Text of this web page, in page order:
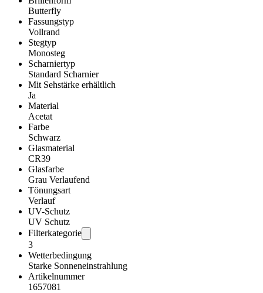
Butterfly
Fassungstyp
Vollrand
Stegtyp
Monosteg
Scharniertyp
Standard Scharnier
Mit Sehstärke erhältlich
Ja
Material
Acetat
Farbe
Schwarz
Glasmaterial
CR39
Glasfarbe
Grau Verlaufend
Tönungsart
Verlauf
UV-Schutz
UV Schutz
Filterkategorie
3
Wetterbedingung
Starke Sonneneinstrahlung
Artikelnummer
1657081